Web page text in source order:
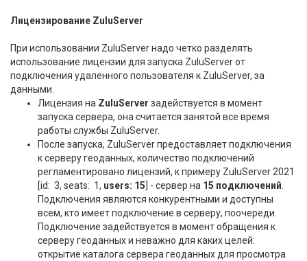
Лицензирование ZuluServer
При использовании ZuluServer надо четко разделять
использование лицензии для запуска ZuluServer от
подключения удаленного пользователя к ZuluServer, за
данными.
Лицензия на ZuluServer задействуется в момент
запуска сервера, она считается занятой все время
работы службы ZuluServer.
После запуска, ZuluServer предоставляет подключения
к серверу геоданных, количество подключений
регламентировано лицензий, к примеру ZuluServer 2021
[id: 3, seats: 1, users: 15 ] - сервер на 15 подключений
Подключения являются конкурентными и доступны
всем, кто имеет подключение в серверу, поочереди.
Подключение задействуется в момент обращения к
серверу геоданных и неважно для каких целей:
открытие каталога сервера геоданных для просмотра